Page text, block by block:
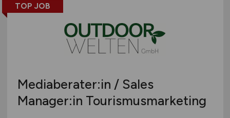
TOP JOB
Mediaberater:in / Sales
Manager:in Tourismusmarketing